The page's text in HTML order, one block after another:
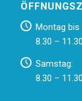
Montag bis
8.30 –
Samstag:
8.30 –